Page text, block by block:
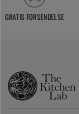
GRATIS FORSENDELSE